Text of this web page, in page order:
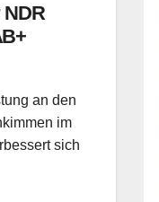
an den
im
sich